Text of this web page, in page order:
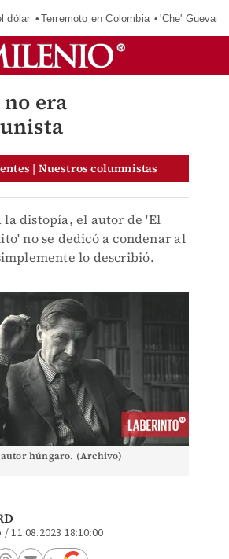
dólar Terremoto en Colombia 'Che' Guevara
era
| Nuestros columnistas
la distopía, el autor de 'El
no se dedicó a condenar al
lo describió.
húngaro. (Archivo)
/11.08.2023 18:10:00